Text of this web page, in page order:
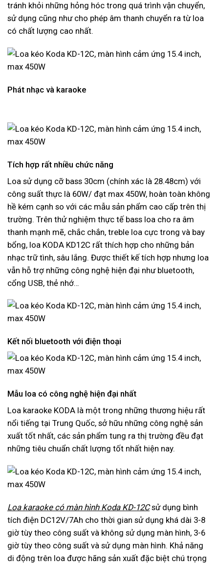
tránh khỏi những hỏng hóc trong quá trình vận chuyển,
sử dụng cũng như cho phép âm thanh chuyển ra từ loa
có chất lượng cao nhất.
Phát nhạc và karaoke
Tích hợp rất nhiều chức năng
Loa sử dụng cỡ bass 30cm (chính xác là 28.48cm) với
công suất thực là 60W/ đạt max 450W, hoàn toàn không
hề kém cạnh so với các mẫu sản phẩm cao cấp trên thị
trường. Trên thử nghiệm thực tế bass loa cho ra âm
thanh mạnh mẽ, chắc chắn, treble loa cực trong và bay
bổng, loa KODA KD12C rất thích hợp cho những bản
nhạc trữ tình, sâu lắng. Được thiết kế tích hợp nhưng loa
vẫn hỗ trợ những công nghệ hiện đại như bluetooth,
cổng USB, thẻ nhớ…
Kết nối bluetooth với điện thoại
Mẫu loa có công nghệ hiện đại nhất
Loa karaoke KODA là một trong những thương hiệu rất
nổi tiếng tại Trung Quốc, sở hữu những công nghệ sản
xuất tốt nhất, các sản phẩm tung ra thị trường đều đạt
những tiêu chuẩn chất lượng tốt nhất hiện nay.
Loa karaoke có màn hình Koda KD-12Csử dụng bình
tích điện DC12V/7Ah cho thời gian sử dụng khá dài 3-8
giờ tùy theo công suất và không sử dụng màn hình, 3-6
giờ tùy theo công suất và sử dụng màn hình. Khả năng
di động trên loa được hãng sản xuất đặc biệt chú trọng